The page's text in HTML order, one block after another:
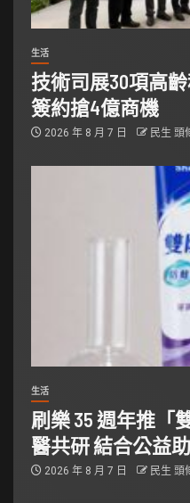
生活
技術司展30項高
簽約搶4億商機
2026 年 8 月 7 日 民生 頭
生活
刷樂 35 週年推「
醫共研 結合公益
2026 年 8 月 7 日 民生 頭